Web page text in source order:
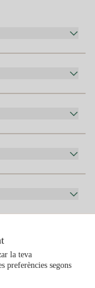
la teva
preferències segons